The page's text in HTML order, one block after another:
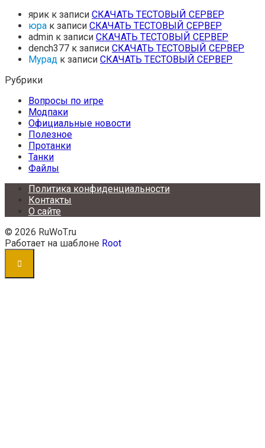
ярик к записи СКАЧАТЬ ТЕСТОВЫЙ СЕРВЕР
юра к записи СКАЧАТЬ ТЕСТОВЫЙ СЕРВЕР
admin к записи СКАЧАТЬ ТЕСТОВЫЙ СЕРВЕР
dench377 к записи СКАЧАТЬ ТЕСТОВЫЙ СЕРВЕР
Мурад к записи СКАЧАТЬ ТЕСТОВЫЙ СЕРВЕР
Рубрики
Вопросы по игре
Модпаки
Официальные новости
Полезное
Протанки
Танки
Файлы
Политика конфиденциальности
Контакты
О сайте
© 2026 RuWoT.ru
Работает на шаблоне Root